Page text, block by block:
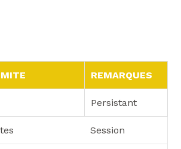
REMARQUES
Persistant
Session